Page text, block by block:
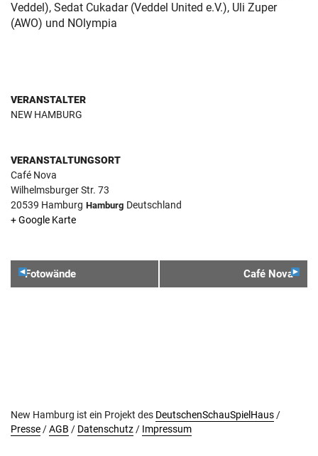
Veddel), Sedat Cukadar (Veddel United e.V.), Uli Zuper
(AWO) und NOlympia
VERANSTALTER
NEW HAMBURG
VERANSTALTUNGSORT
Café Nova
Wilhelmsburger Str. 73
20539 Hamburg Hamburg Deutschland
+ Google Karte
VERANSTALTUNGSNAVIGATION
Fotowände Café Nova
New Hamburg ist ein Projekt des DeutschenSchauSpielHaus/
Presse/AGB / Datenschutz/ Impressum